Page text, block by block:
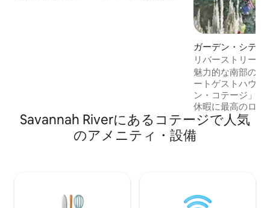
てお問い合わせください。
ガーデン・シティ
ジ
リバーストリー
ライベートコテー
魅力的な南部の歴
ートゲストハウス
ン・コテージ」へ
休暇に最高のロケー
の「人気のアトラ
Uber *歴史的なサ
リート - 8分 *エン
30分 ＊ヒルトン
Savannah Riverにあるコテージで人気
のアメニティ・設備